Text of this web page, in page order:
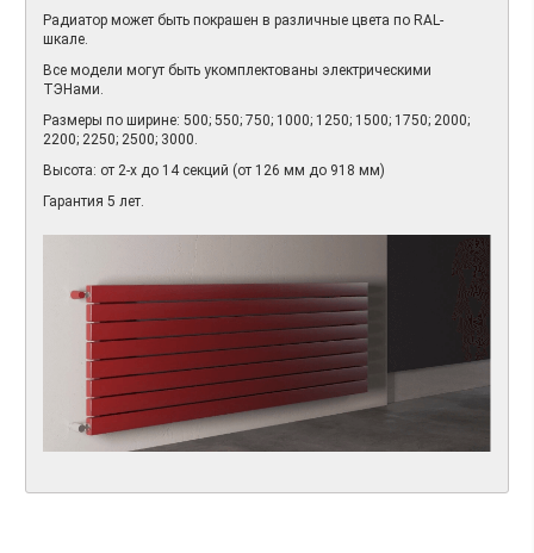
Радиатор может быть покрашен в различные цвета по RAL-
шкале.
Все модели могут быть укомплектованы электрическими
ТЭНами.
Размеры по ширине: 500; 550; 750; 1000; 1250; 1500; 1750; 2000;
2200; 2250; 2500; 3000.
Высота: от 2-х до 14 секций (от 126 мм до 918 мм)
Гарантия 5 лет.